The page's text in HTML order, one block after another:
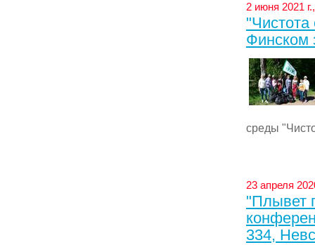
2 июня 2021
"Чистота
Финском
среды
23 апреля
"Плывет
334,